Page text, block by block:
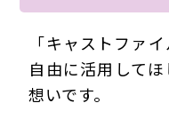
「キャストファ
自由に活用して
想いです。